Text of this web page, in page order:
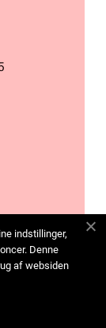
indstillinger,
Denne
af websiden